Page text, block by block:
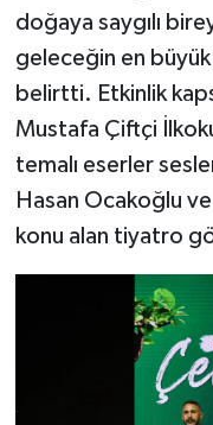
doğaya saygılı
geleceğin en büyük
belirtti. Etkinlik
Mustafa Çiftçi
temalı eserler
Hasan Ocakoğlu
konu alan tiyatro